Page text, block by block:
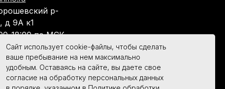
Сайт использует cookie-файлы, чтобы сделать
ваше пребывание на нем максимально
удобным. Оставаясь на сайте, вы даете свое
согласие на обработку персональных данных
р-
д 9А к1
18:00 по МСК